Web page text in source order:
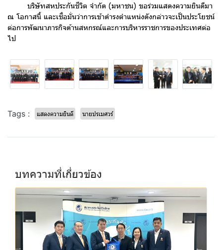
บริษัทสหประกันชีวิต จำกัด (มหาชน) ขอร่วมแสดงความยินดีมา
ณ โอกาสนี้ และเชื่อมั่นว่าการเข้าดำรงตำแหน่งดังกล่าวจะเป็นประโยชน์
ต่อการพัฒนาภารกิจด้านสหกรณ์และการบริหารราชการของประเทศต่อ
ไป
Tags : แสดงความยินดี นายปรเมศวร์
บทความที่เกี่ยวข้อง